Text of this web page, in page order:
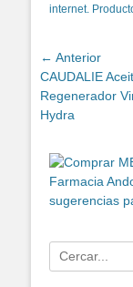
internet.
Navegación
de
entradas
← Anterior
Entrada
anterior:
CAUDALIE
Regenerador
Hydra
Buscar: